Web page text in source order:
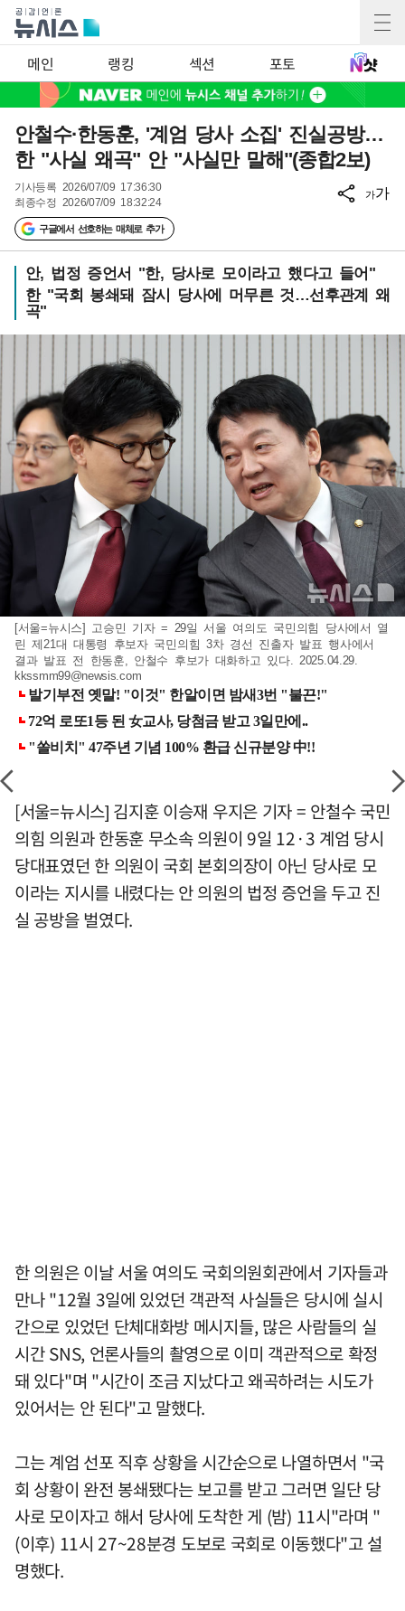
메인 랭킹 섹션 포토
안철수·한동훈, '계엄 당사 소집' 진실공방…
한 "사실 왜곡" 안 "사실만 말해"(종합2보)
기사등록 2026/07/09 17:36:30
최종수정 2026/07/09 18:32:24
구글에서 선호하는 매체로 추가
가가
안, 법정 증언서 "한, 당사로 모이라고 했다고 들어"
한 "국회 봉쇄돼 잠시 당사에 머무른 것…선후관계 왜
곡"
[서울=뉴시스] 고승민 기자 = 29일 서울 여의도 국민의힘 당사에서 열
린 제21대 대통령 후보자 국민의힘 3차 경선 진출자 발표 행사에서
결과 발표 전 한동훈, 안철수 후보가 대화하고 있다. 2025.04.29.
kkssmm99@newsis.com
[서울=뉴시스] 김지훈 이승재 우지은 기자 = 안철수 국민
의힘 의원과 한동훈 무소속 의원이 9일 12·3 계엄 당시
당대표였던 한 의원이 국회 본회의장이 아닌 당사로 모
이라는 지시를 내렸다는 안 의원의 법정 증언을 두고 진
실 공방을 벌였다.
한 의원은 이날 서울 여의도 국회의원회관에서 기자들과
만나 "12월 3일에 있었던 객관적 사실들은 당시에 실시
간으로 있었던 단체대화방 메시지들, 많은 사람들의 실
시간 SNS, 언론사들의 촬영으로 이미 객관적으로 확정
돼 있다"며 "시간이 조금 지났다고 왜곡하려는 시도가
있어서는 안 된다"고 말했다.
그는 계엄 선포 직후 상황을 시간순으로 나열하면서 "국
회 상황이 완전 봉쇄됐다는 보고를 받고 그러면 일단 당
사로 모이자고 해서 당사에 도착한 게 (밤) 11시"라며 "
(이후) 11시 27~28분경 도보로 국회로 이동했다"고 설
명했다.